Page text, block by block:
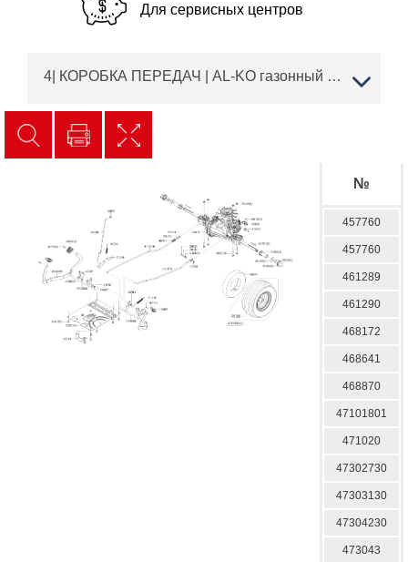
Для сервисных центров
4| КОРОБКА ПЕРЕДАЧ | AL-KO газонный трактор T 18-111.9 HDS Black Edition Артикул: 119927 с 04/2020 | Запчасти | Ремонт
№
457760
457760
461289
461290
468172
468641
468870
47101801
471020
47302730
47303130
47304230
473043